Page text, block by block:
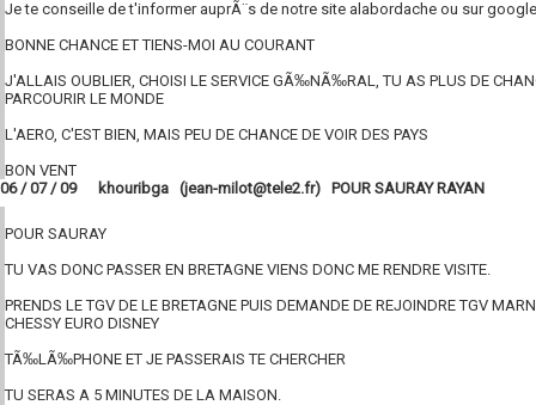
Je te conseille de t'informer auprÃ¨s de notre site alabordache ou sur google
BONNE CHANCE ET TIENS-MOI AU COURANT
J'ALLAIS OUBLIER, CHOISI LE SERVICE GÃ‰NÃ‰RAL, TU AS PLUS DE
PARCOURIR LE MONDE
L'AERO, C'EST BIEN, MAIS PEU DE CHANCE DE VOIR DES PAYS
BON VENT
06 / 07 / 09 khouribga (jean-milot@tele2.fr) POUR SAURAY RAYAN
POUR SAURAY
TU VAS DONC PASSER EN BRETAGNE VIENS DONC ME RENDRE VISITE.
PRENDS LE TGV DE LE BRETAGNE PUIS DEMANDE DE REJOINDRE TGV
CHESSY EURO DISNEY
TÃ‰LÃ‰PHONE ET JE PASSERAIS TE CHERCHER
TU SERAS A 5 MINUTES DE LA MAISON.